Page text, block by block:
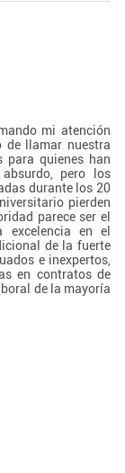
mi atención
de llamar nuestra
para quienes han
pero los
durante los 20
pierden
parece ser el
en el
de la fuerte
e inexpertos,
en contratos de
de la mayoría